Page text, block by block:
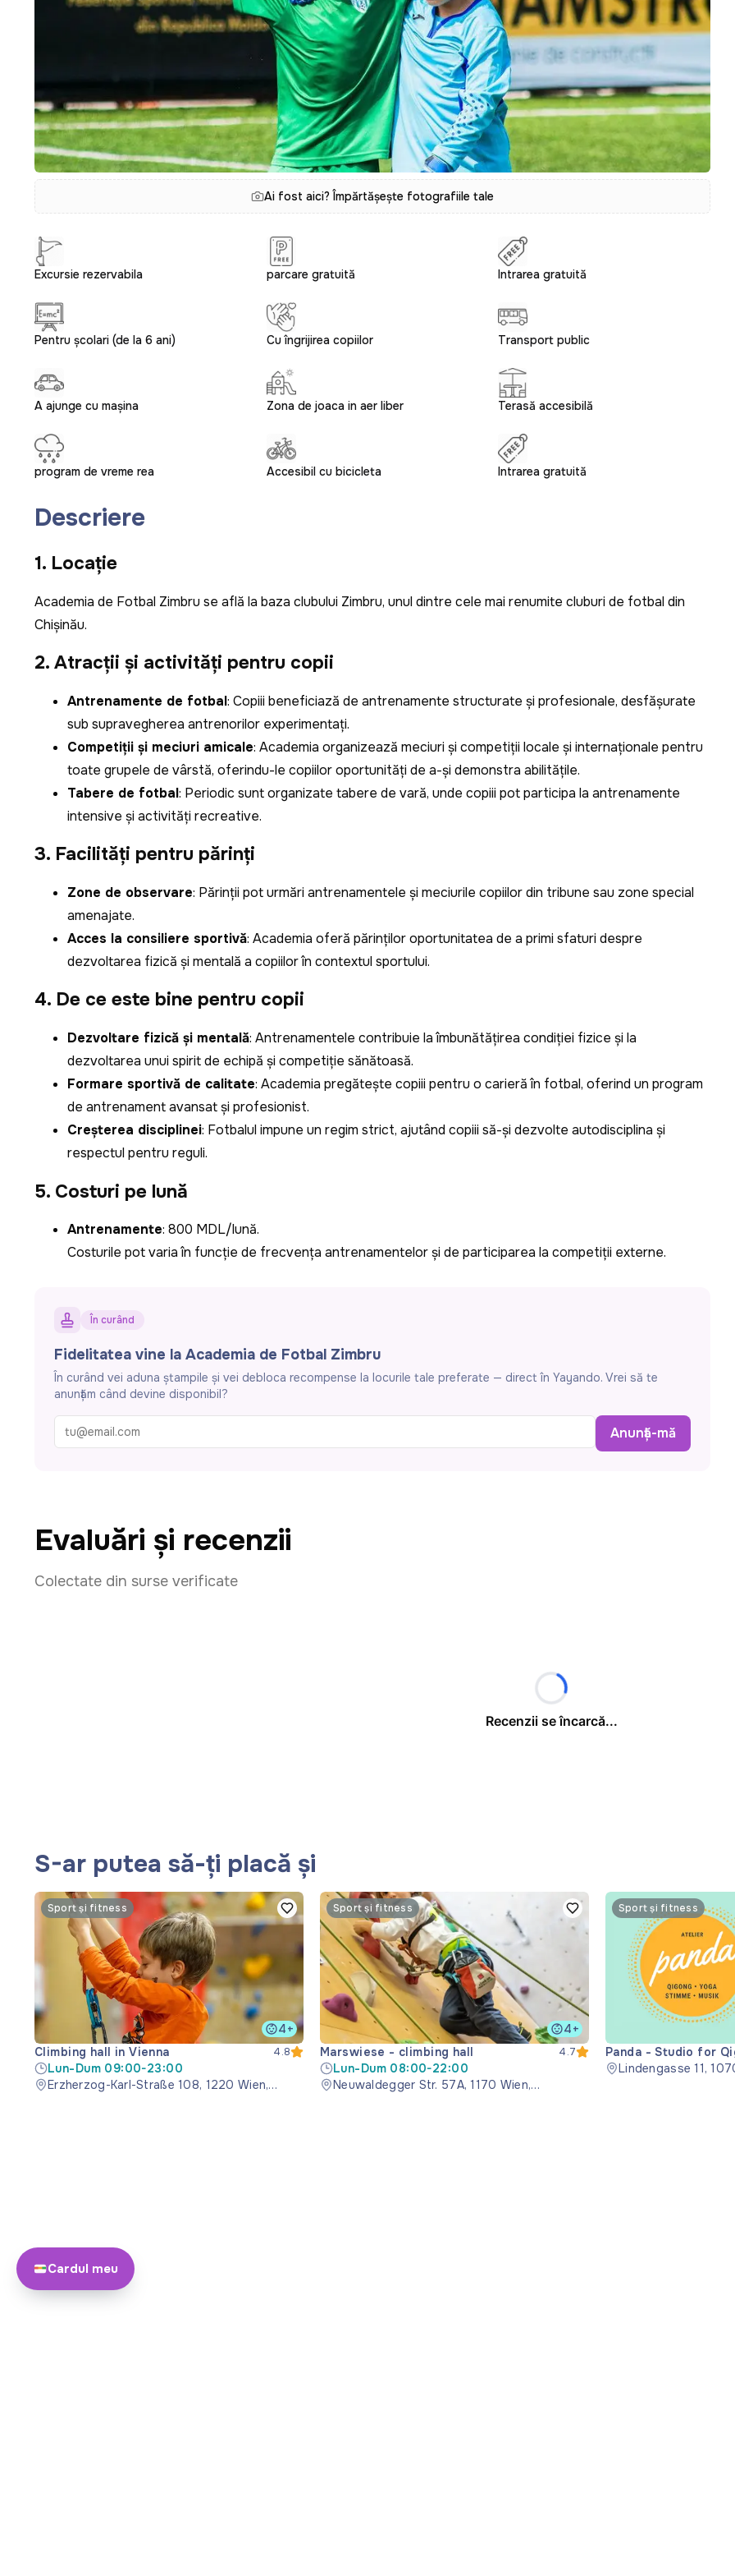
Ai fost aici? Împărtășește fotografiile tale
Excursie rezervabila parcare gratuită Intrarea gratuită
Pentru școlari (de la 6 ani) Cu îngrijirea copiilor Transport public
A ajunge cu mașina Zona de joaca in aer liber Terasă accesibilă
program de vreme rea Accesibil cu bicicleta Intrarea gratuită
Descriere
1. Locație
Academia de Fotbal Zimbru se află la baza clubului Zimbru, unul dintre cele mai renumite cluburi de fotbal din
Chișinău.
2. Atracții și activități pentru copii
Antrenamente de fotbal: Copiii beneficiază de antrenamente structurate și profesionale, desfășurate
sub supravegherea antrenorilor experimentați.
Competiții și meciuri amicale: Academia organizează meciuri și competiții locale și internaționale pentru
toate grupele de vârstă, oferindu-le copiilor oportunități de a-și demonstra abilitățile.
Tabere de fotbal: Periodic sunt organizate tabere de vară, unde copiii pot participa la antrenamente
intensive și activități recreative.
3. Facilități pentru părinți
Zone de observare: Părinții pot urmări antrenamentele și meciurile copiilor din tribune sau zone special
amenajate.
Acces la consiliere sportivă: Academia oferă părinților oportunitatea de a primi sfaturi despre
dezvoltarea fizică și mentală a copiilor în contextul sportului.
4. De ce este bine pentru copii
Dezvoltare fizică și mentală: Antrenamentele contribuie la îmbunătățirea condiției fizice și la
dezvoltarea unui spirit de echipă și competiție sănătoasă.
Formare sportivă de calitate: Academia pregătește copiii pentru o carieră în fotbal, oferind un program
de antrenament avansat și profesionist.
Creșterea disciplinei: Fotbalul impune un regim strict, ajutând copiii să-și dezvolte autodisciplina și
respectul pentru reguli.
5. Costuri pe lună
Antrenamente: 800 MDL/lună.
Costurile pot varia în funcție de frecvența antrenamentelor și de participarea la competiții externe.
În curând
Fidelitatea vine la Academia de Fotbal Zimbru
În curând vei aduna ștampile și vei debloca recompense la locurile tale preferate — direct în Yayando. Vrei să te
anunțăm când devine disponibil?
Anunță-mă
Evaluări și recenzii
Colectate din surse verificate
Recenzii se încarcă...
S-ar putea să-ți placă și
Sport și fitness
4+
Climbing hall in Vienna
4.8
Lun-Dum 09:00-23:00
Erzherzog-Karl-Straße 108, 1220 Wien,
Sport și fitness
4+
Marswiese - climbing hall
4.7
Lun-Dum 08:00-22:00
Neuwaldegger Str. 57A, 1170 Wien,
Sport și fitness
Panda - Studio for
Music
Lindengasse 11,
Cardul meu